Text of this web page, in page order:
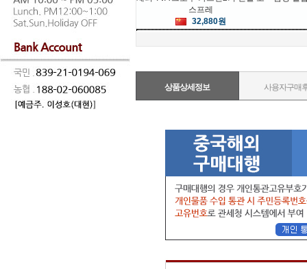
스프레
32,880원
상품상세정보 사용자구매